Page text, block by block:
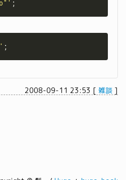
2008-09-11 23:53 [ 雑談 ]